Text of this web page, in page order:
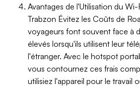
Avantages de l'Utilisation du Wi-
Trabzon Évitez les Coûts de
voyageurs font souvent face à
élevés lorsqu'ils utilisent leur
l'étranger. Avec le hotspot
vous contournez ces frais
utilisiez l'appareil pour le travail